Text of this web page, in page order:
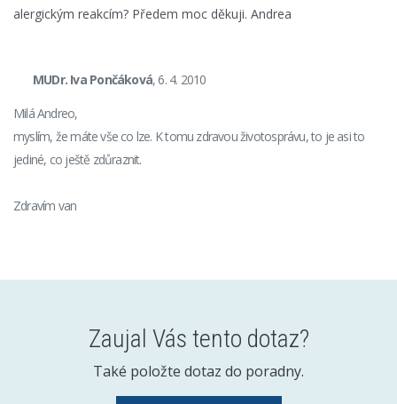
alergickým reakcím? Předem moc děkuji. Andrea
MUDr. Iva Pončáková, 6. 4. 2010
Milá Andreo,
myslím, že máte vše co lze. K tomu zdravou životosprávu, to je asi to
jediné, co ještě zdůraznit.
Zdravím van
Zaujal Vás tento dotaz?
Také položte dotaz do poradny.